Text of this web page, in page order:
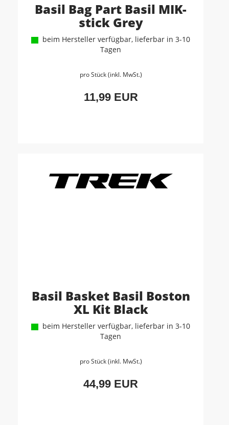
Basil Bag Part Basil MIK-
stick Grey
beim Hersteller verfügbar, lieferbar in 3-10
Tagen
pro Stück (inkl. MwSt.)
11,99 EUR
Basil Basket Basil Boston
XL Kit Black
beim Hersteller verfügbar, lieferbar in 3-10
Tagen
pro Stück (inkl. MwSt.)
44,99 EUR